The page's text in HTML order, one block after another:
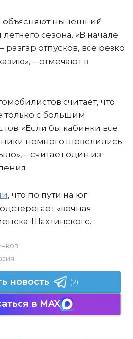
объясняют нынешний
сезона. «В начале
разгар отпусков, все резко
– отмечают в
считает, что
только с большим
«Если бы кабинки все
немного шевелились
– считает один из
, что по пути на юг
«вечная
Шахтинского.
новость (2)
в MAX